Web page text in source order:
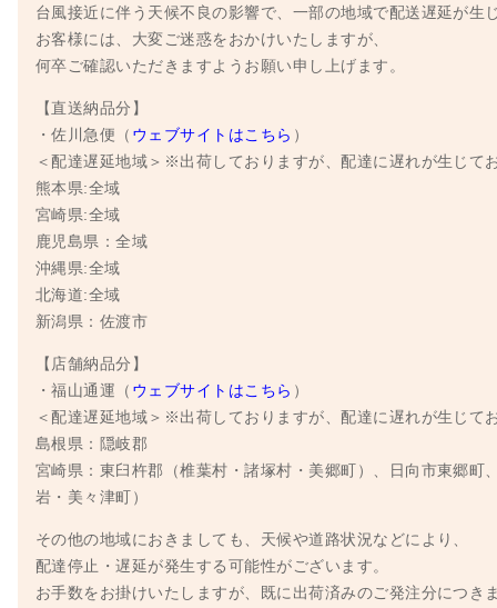
台風接近に伴う天候不良の影響で、一部の地域で配送遅延が生
お客様には、大変ご迷惑をおかけいたしますが、
何卒ご確認いただきますようお願い申し上げます。
【直送納品分】
・佐川急便（ ウェブサイトはこちら ）
＜配達遅延地域＞※出荷しておりますが、配達に遅れが生じて
熊本県:全域
宮崎県:全域
鹿児島県：全域
沖縄県:全域
北海道:全域
新潟県：佐渡市
【店舗納品分】
・福山通運（ ウェブサイトはこちら ）
＜配達遅延地域＞※出荷しておりますが、配達に遅れが生じて
島根県：隠岐郡
宮崎県：東臼杵郡（椎葉村・諸塚村・美郷町）、日向市東郷町
岩・美々津町）
その他の地域におきましても、天候や道路状況などにより、
配達停止・遅延が発生する可能性がございます。
お手数をお掛けいたしますが、既に出荷済みのご発注分につき